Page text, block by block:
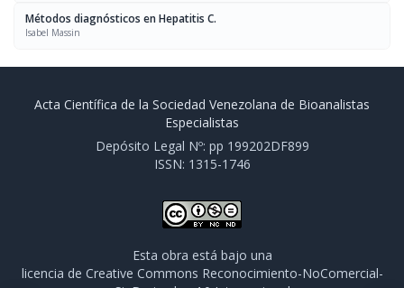
Métodos diagnósticos en Hepatitis C.
Isabel Massin
Acta Científica de la Sociedad Venezolana de Bioanalistas
Especialistas
Depósito Legal Nº: pp 199202DF899
ISSN: 1315-1746
Esta obra está bajo una
licencia de Creative Commons Reconocimiento-NoComercial-